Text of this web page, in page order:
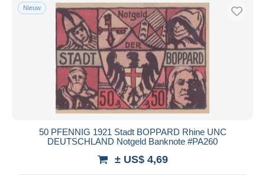
Nieuw
50 PFENNIG 1921 Stadt BOPPARD Rhine UNC
DEUTSCHLAND Notgeld Banknote #PA260
± US$ 4,69